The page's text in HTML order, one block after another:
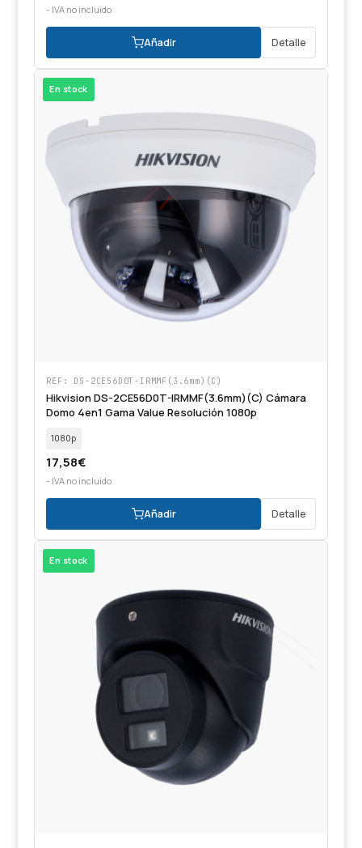
- IVA no incluido
Añadir Detalle
En stock
REF: DS-2CE56D0T-IRMMF(3.6mm)(C)
Hikvision DS-2CE56D0T-IRMMF(3.6mm)(C) Cámara
Domo 4en1 Gama Value Resolución 1080p
1080p
17,58€
- IVA no incluido
Añadir Detalle
En stock